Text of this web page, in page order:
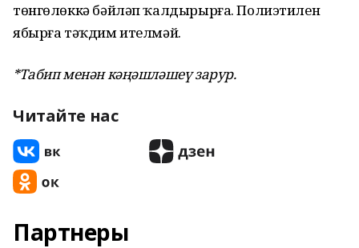
төнгөлөккә бәйләп ҡалдырырға. Полиэтилен
ябырға тәҡдим ителмәй.
*Табип менән кәңәшләшеү зарур.
Читайте нас
Партнеры